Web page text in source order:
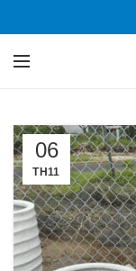
06
TH11